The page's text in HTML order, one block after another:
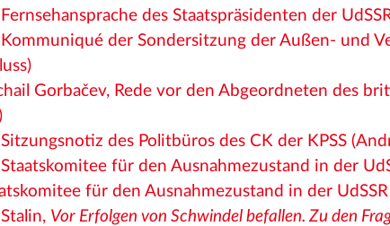
des Staatspräsidenten der
der Sondersitzung der Außen- und
Gorbačev, Rede vor den Abgeordneten des
des Politbüros des CK der KPSS
für den Ausnahmezustand in der
für den Ausnahmezustand in der
Vor Erfolgen von Schwindel befallen. Zu den